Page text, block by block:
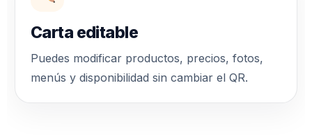
Carta editable
Puedes modificar productos, precios, fotos,
menús y disponibilidad sin cambiar el QR.